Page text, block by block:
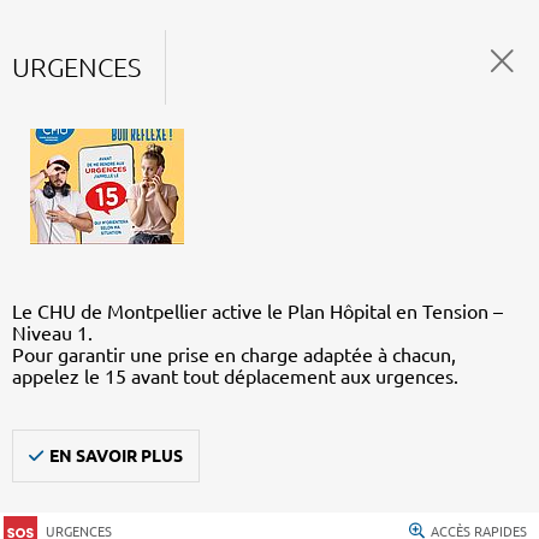
URGENCES
Le CHU de Montpellier active le Plan Hôpital en Tension –
Niveau 1.
Pour garantir une prise en charge adaptée à chacun,
appelez le 15 avant tout déplacement aux urgences.
EN SAVOIR PLUS
URGENCES ACCÈS RAPIDES